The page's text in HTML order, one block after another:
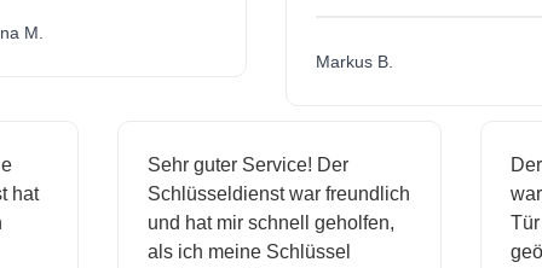
M.
Markus B.
hat
Sehr guter Service! Der
Schlüsseldienst war freundlich
und hat mir schnell geholfen,
als ich meine Schlüssel